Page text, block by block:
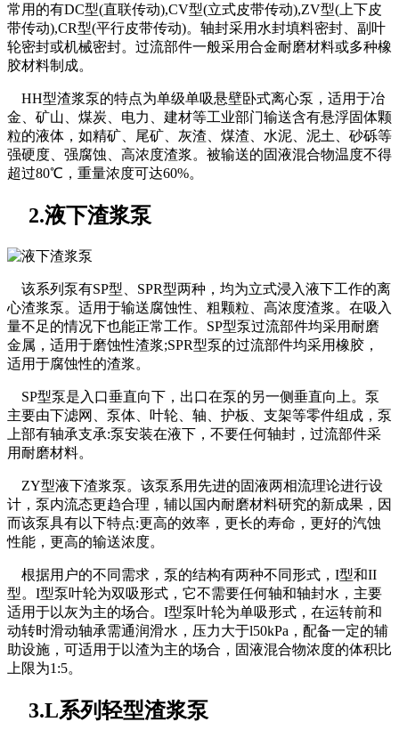
常用的有DC型(直联传动),CV型(立式皮带传动),ZV型(上下皮
带传动),CR型(平行皮带传动)。轴封采用水封填料密封、副叶
轮密封或机械密封。过流部件一般采用合金耐磨材料或多种橡
胶材料制成。
HH型渣浆泵的特点为单级单吸悬壁卧式离心泵，适用于冶
金、矿山、煤炭、电力、建材等工业部门输送含有悬浮固体颗
粒的液体，如精矿、尾矿、灰渣、煤渣、水泥、泥土、砂砾等
强硬度、强腐蚀、高浓度渣浆。被输送的固液混合物温度不得
超过80℃，重量浓度可达60%。
2.液下渣浆泵
该系列泵有SP型、SPR型两种，均为立式浸入液下工作的离
心渣浆泵。适用于输送腐蚀性、粗颗粒、高浓度渣浆。在吸入
量不足的情况下也能正常工作。SP型泵过流部件均采用耐磨
金属，适用于磨蚀性渣浆;SPR型泵的过流部件均采用橡胶，
适用于腐蚀性的渣浆。
SP型泵是入口垂直向下，出口在泵的另一侧垂直向上。泵
主要由下滤网、泵体、叶轮、轴、护板、支架等零件组成，泵
上部有轴承支承:泵安装在液下，不要任何轴封，过流部件采
用耐磨材料。
ZY型液下渣浆泵。该泵系用先进的固液两相流理论进行设
计，泵内流态更趋合理，辅以国内耐磨材料研究的新成果，因
而该泵具有以下特点:更高的效率，更长的寿命，更好的汽蚀
性能，更高的输送浓度。
根据用户的不同需求，泵的结构有两种不同形式，I型和II
型。I型泵叶轮为双吸形式，它不需要任何轴和轴封水，主要
适用于以灰为主的场合。I型泵叶轮为单吸形式，在运转前和
动转时滑动轴承需通润滑水，压力大于l50kPa，配备一定的辅
助设施，可适用于以渣为主的场合，固液混合物浓度的体积比
上限为1:5。
3.L系列轻型渣浆泵